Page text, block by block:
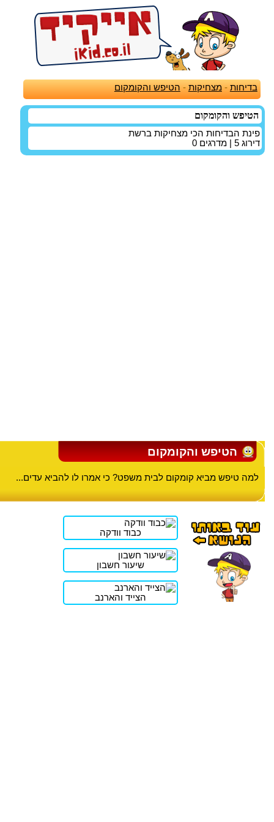
בדיחות -מצחיקות - הטיפש והקומקום
הטיפש והקומקום
פינת הבדיחות הכי מצחיקות ברשת
דירוג 5 | מדרגים 0
הטיפש והקומקום
למה טיפש מביא קומקום לבית משפט? כי אמרו לו להביא עדים...
כבוד וודקה
שיעור חשבון
הצייד והארנב